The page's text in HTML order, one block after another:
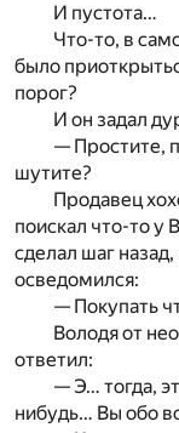
И пустота…
Что-то, в
было
порог?
И он задал
— Простите,
шутите?
Продавец
поискал что-то у
сделал шаг
осведомился:
— Покупать
Володя от
ответил:
— Э… тогда,
нибудь… Вы обо